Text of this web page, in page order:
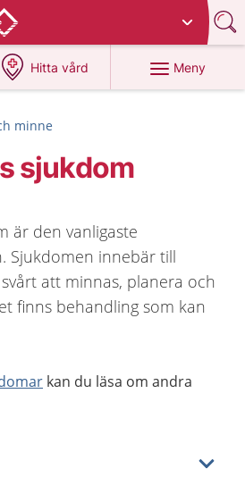
Hitta vård
på 1177.se
Meny
minne
sjukdom
är den vanligaste
Sjukdomen innebär till
att minnas, planera och
finns behandling som kan
kan du läsa om andra